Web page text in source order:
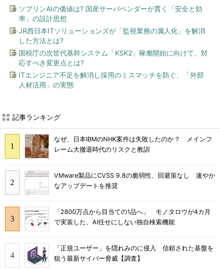
ソブリンAIの価値は? 国産サーバベンダーが貫く「安全と効
率」の設計思想
JR西日本ITソリューションズが「監視業務の属人化」を解消
した方法とは?
国税庁の次世代基幹システム「KSK2」稼働開始に向けて、対
応すべき変更点とは?
ITエンジニア不足を解消し採用のミスマッチを防ぐ、「外部
人材活用」の実態
記事ランキング
なぜ、日本IBMのNHK案件は失敗したのか？ メインフ
レーム大撤退時代のリスクと教訓
VMware製品にCVSS 9.8の脆弱性、回避策なし 速やか
なアップデートを推奨
「2800万点から目当ての1品へ」 モノタロウが4カ月
で実装した、AI任せにしない独自検索機能
「正規ユーザー」を隠れみのに侵入 信頼された基盤を
狙う最新サイバー脅威【調査】